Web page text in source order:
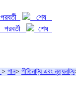
পরবর্তী
শেষ
পরবর্তী
শেষ
> গান> গীতিনাট্য এবং নৃত্যনাট্য